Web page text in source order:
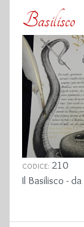
Basilisco
CODICE: 210
Il Basilisco - da